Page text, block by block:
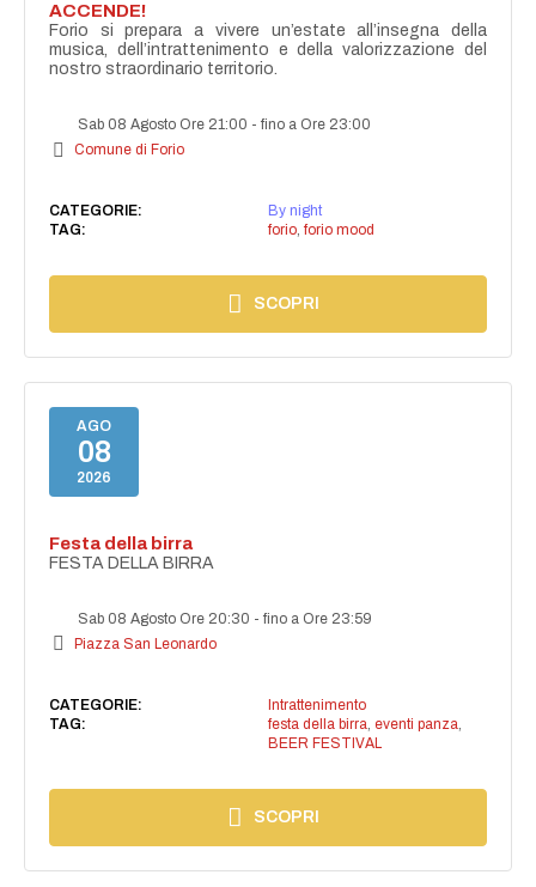
ACCENDE!
Forio si prepara a vivere un’estate all’insegna della
musica, dell’intrattenimento e della valorizzazione del
nostro straordinario territorio.
Sab 08 Agosto Ore 21:00 -fino a Ore 23:00
Comune di Forio
CATEGORIE:
By night
TAG:
forio, forio mood
SCOPRI
AGO
08
2026
Festa della birra
FESTA DELLA BIRRA
Sab 08 Agosto Ore 20:30 -fino a Ore 23:59
Piazza San Leonardo
CATEGORIE:
Intrattenimento
TAG:
festa della birra, eventi panza,
BEER FESTIVAL
SCOPRI